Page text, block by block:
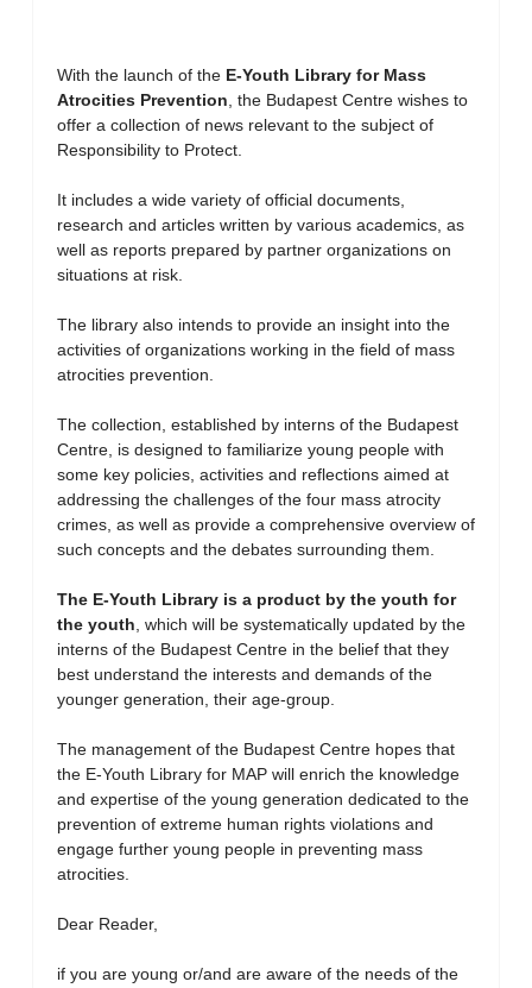
With the launch of the E-Youth Library for Mass
Atrocities Prevention , the Budapest Centre wishes to
offer a collection of news relevant to the subject of
Responsibility to Protect.
It includes a wide variety of official documents,
research and articles written by various academics, as
well as reports prepared by partner organizations on
situations at risk.
The library also intends to provide an insight into the
activities of organizations working in the field of mass
atrocities prevention.
The collection, established by interns of the Budapest
Centre, is designed to familiarize young people with
some key policies, activities and reflections aimed at
addressing the challenges of the four mass atrocity
crimes, as well as provide a comprehensive overview of
such concepts and the debates surrounding them.
The E-Youth Library is a product by the youth for
the youth , which will be systematically updated by the
interns of the Budapest Centre in the belief that they
best understand the interests and demands of the
younger generation, their age-group.
The management of the Budapest Centre hopes that
the E-Youth Library for MAP will enrich the knowledge
and expertise of the young generation dedicated to the
prevention of extreme human rights violations and
engage further young people in preventing mass
atrocities.
Dear Reader,
if you are young or/and are aware of the needs of the